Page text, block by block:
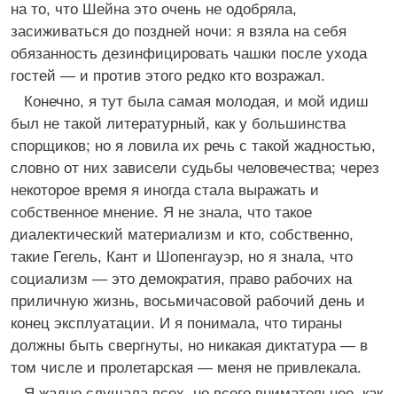
на то, что Шейна это очень не одобряла,
засиживаться до поздней ночи: я взяла на себя
обязанность дезинфицировать чашки после ухода
гостей — и против этого редко кто возражал.
Конечно, я тут была самая молодая, и мой идиш
был не такой литературный, как у большинства
спорщиков; но я ловила их речь с такой жадностью,
словно от них зависели судьбы человечества; через
некоторое время я иногда стала выражать и
собственное мнение. Я не знала, что такое
диалектический материализм и кто, собственно,
такие Гегель, Кант и Шопенгауэр, но я знала, что
социализм — это демократия, право рабочих на
приличную жизнь, восьмичасовой рабочий день и
конец эксплуатации. И я понимала, что тираны
должны быть свергнуты, но никакая диктатура — в
том числе и пролетарская — меня не привлекала.